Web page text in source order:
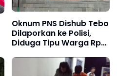
Oknum PNS Dishub Tebo
Dilaporkan ke Polisi,
Diduga Tipu Warga Rp
Masuk Kerja